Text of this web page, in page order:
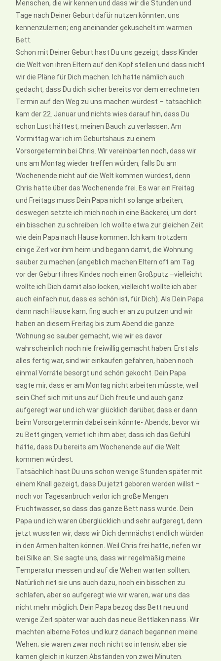
Menschen, die wir kennen und dass wir die Stunden und
Tage nach Deiner Geburt dafür nutzen könnten, uns
kennenzulernen; eng aneinander gekuschelt im warmen
Bett.
Schon mit Deiner Geburt hast Du uns gezeigt, dass Kinder
die Welt von ihren Eltern auf den Kopf stellen und dass nicht
wir die Pläne für Dich machen. Ich hatte nämlich auch
gedacht, dass Du dich sicher bereits vor dem errechneten
Termin auf den Weg zu uns machen würdest – tatsächlich
kam der 22. Januar und nichts wies darauf hin, dass Du
schon Lust hättest, meinen Bauch zu verlassen. Am
Vormittag war ich im Geburtshaus zu einem
Vorsorgetermin bei Chris. Wir vereinbarten noch, dass wir
uns am Montag wieder treffen würden, falls Du am
Wochenende nicht auf die Welt kommen würdest, denn
Chris hatte über das Wochenende frei. Es war ein Freitag
und Freitags muss Dein Papa nicht so lange arbeiten,
deswegen setzte ich mich noch in eine Bäckerei, um dort
ein bisschen zu schreiben. Ich wollte etwa zur gleichen Zeit
wie dein Papa nach Hause kommen. Ich kam trotzdem
einige Zeit vor ihm heim und begann damit, die Wohnung
sauber zu machen (angeblich machen Eltern oft am Tag
vor der Geburt ihres Kindes noch einen Großputz –vielleicht
wollte ich Dich damit also locken, vielleicht wollte ich aber
auch einfach nur, dass es schön ist, für Dich). Als Dein Papa
dann nach Hause kam, fing auch er an zu putzen und wir
haben an diesem Freitag bis zum Abend die ganze
Wohnung so sauber gemacht, wie wir es davor
wahrscheinlich noch nie freiwillig gemacht haben. Erst als
alles fertig war, sind wir einkaufen gefahren, haben noch
einmal Vorräte besorgt und schön gekocht. Dein Papa
sagte mir, dass er am Montag nicht arbeiten müsste, weil
sein Chef sich mit uns auf Dich freute und auch ganz
aufgeregt war und ich war glücklich darüber, dass er dann
beim Vorsorgetermin dabei sein könnte- Abends, bevor wir
zu Bett gingen, verriet ich ihm aber, dass ich das Gefühl
hätte, dass Du bereits am Wochenende auf die Welt
kommen würdest.
Tatsächlich hast Du uns schon wenige Stunden später mit
einem Knall gezeigt, dass Du jetzt geboren werden willst –
noch vor Tagesanbruch verlor ich große Mengen
Fruchtwasser, so dass das ganze Bett nass wurde. Dein
Papa und ich waren überglücklich und sehr aufgeregt, denn
jetzt wussten wir, dass wir Dich demnächst endlich würden
in den Armen halten können. Weil Chris frei hatte, riefen wir
bei Silke an. Sie sagte uns, dass wir regelmäßig meine
Temperatur messen und auf die Wehen warten sollten.
Natürlich riet sie uns auch dazu, noch ein bisschen zu
schlafen, aber so aufgeregt wie wir waren, war uns das
nicht mehr möglich. Dein Papa bezog das Bett neu und
wenige Zeit später war auch das neue Bettlaken nass. Wir
machten alberne Fotos und kurz danach begannen meine
Wehen; sie waren zwar noch nicht so intensiv, aber sie
kamen gleich in kurzen Abständen von zwei Minuten.